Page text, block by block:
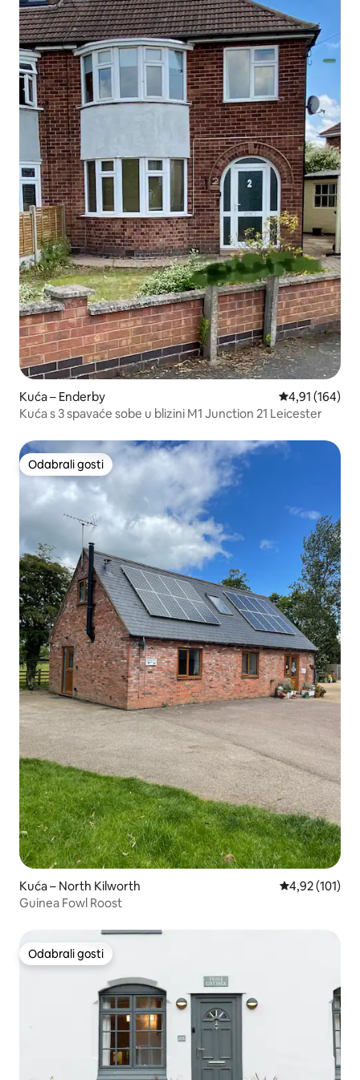
Kuća – Enderby Prosječna
4,91 (164)
Kuća s 3 spavaće sobe u blizini M1 Junction 21 Leicester
Odabrali gosti
Odabrali gosti
Kuća – North Kilworth Prosječna
4,92 (101)
Guinea Fowl Roost
Odabrali gosti
Odabrali gosti